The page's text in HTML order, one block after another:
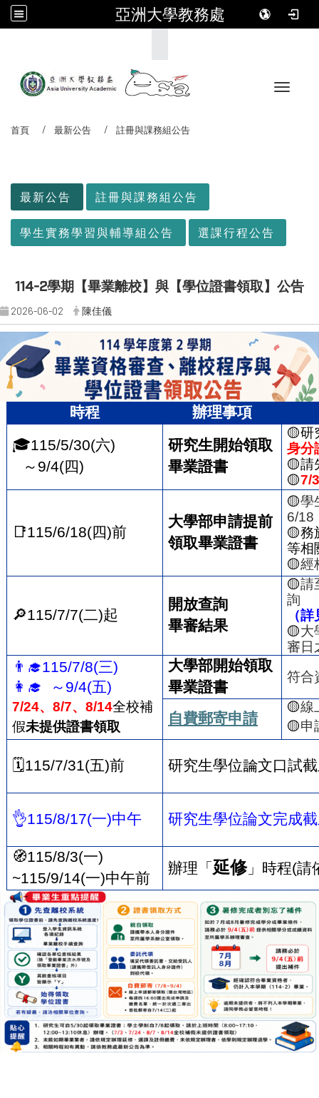
亞洲大學教務處
Toggle
首頁 最新公告 註冊與課務組公告
最新公告 註冊與課務組公告
學生實務學習與輔導組公告 選課行程公告
114-2學期【畢業離校】與【學位證書領取】公告
2026-06-02 陳佳儀
時程
辦理事項
🎓115/5/30(六)
～ 9/4(四)
研究生開始領取
畢業證書
🟡研
身分
🟡請
🟡7/3
📑115/6/18(四)前
大學部申請提前
領取畢業證書
🟡學
6/18
🟡務
等相
🟡經
🔎115/7/7(二)起
開放查詢
畢審結果
🟡請
詢
（
🟡大
審日
👨‍🎓115/7/8(三)
👩‍🎓
～ 9/4(五)
7/24、 8/7、 8/14全校補
假未提供證書領取
大學部開始領取
畢業證書
符合
自費郵寄申請
🟡線
🟡申
🗓️115/7/31(五)前 研究生學位論文口試
👌115/8/17(一)中午 研究生學位論文完成
🧭115/8/3(一)
~115/9/14(一)中午前
辦理「 延修」時程(請